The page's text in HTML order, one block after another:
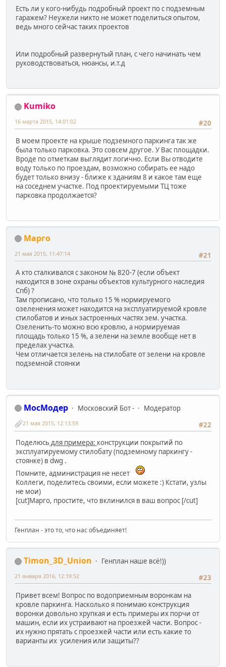
Есть ли у кого-нибудь подробный проект по с подземным
гаражем? Неужели никто не может поделиться опытом,
ведь много сейчас таких проектов
Или подробный развернутый план, с чего начинать чем
руководствоваться, нюансы, и.т.д
Kumiko
#20
16 марта 2015, 14:01:02
В моем проекте на крыше подземного паркинга так же
была только парковка. Это совсем другое. У Вас площадки.
Вроде по отметкам выглядит логично. Если Вы отводите
воду только по проездам, возможно собирать ее надо
будет только внизу - ближе к зданиям 8 и какое там еще
на соседнем участке. Под проектируемыми ТЦ тоже
парковка продолжается?
Марго
#21
21 мая 2015, 11:47:14
А кто сталкивался с законом № 820-7 (если объект
находится в зоне охраны объектов культурного наследия
Спб) ?
Там прописано, что только 15 % нормируемого
озеленения может находится на эксплуатируемой кровле
стилобатов и иных застроенных частях зем. участка.
Озеленить-то можно всю кровлю, а нормируемая
площадь только 15 %, а зелени на земле вообще нет в
пределах участка.
Чем отличается зелень на стилобате от зелени на кровле
подземной стоянки
МосМодер Московский Бот -
Модератор
#22
21 мая 2015, 12:13:59
Поделюсьдля примера: конструкции покрытий по
эксплуатируемому стилобату (подземному паркингу -
стоянке) в dwg .
Помните, администрация не несет
Коллеги, поделитесь своими, если можете :) Кстати, узлы
не мои)
[cut]Марго, простите, что вклинился в ваш вопрос [/cut]
Генплан - это то, что нас объединяет!
Timon_3D_Union
Генплан наше всё!))
#23
21 января 2016, 12:19:52
Привет всем! Вопрос по водоприемным воронкам на
кровле паркинга. Насколько я понимаю конструкция
воронки довольно хрупкая и есть примеры их порчи от
машин, если их устраивают на проезжей части. Вопрос -
их нужно прятать с проезжей части или есть какие то
варианты их усиления или защиты??